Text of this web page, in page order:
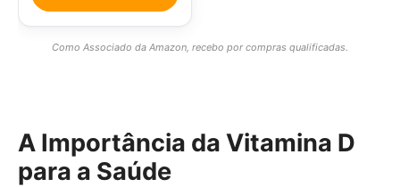
Como Associado da Amazon, recebo por compras qualificadas.
A Importância da Vitamina D
para a Saúde